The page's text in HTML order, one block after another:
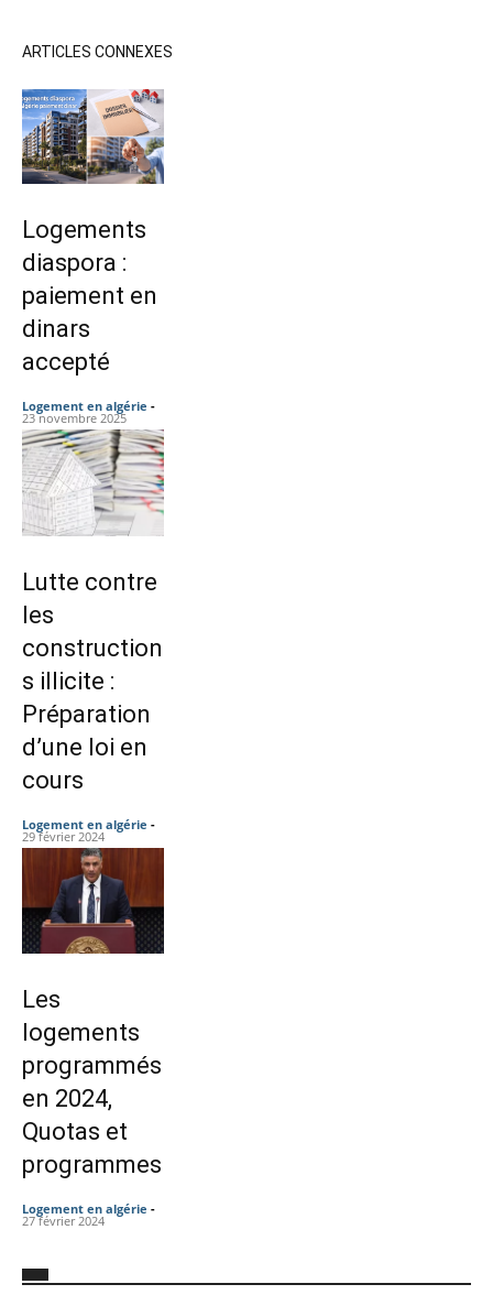
ARTICLES CONNEXES
Logements
diaspora :
paiement en
dinars
accepté
Logement en algérie -
23 novembre 2025
Lutte contre
les
construction
s illicite :
Préparation
d’une loi en
cours
Logement en algérie -
29 février 2024
Les
logements
programmés
en 2024,
Quotas et
programmes
Logement en algérie -
27 février 2024